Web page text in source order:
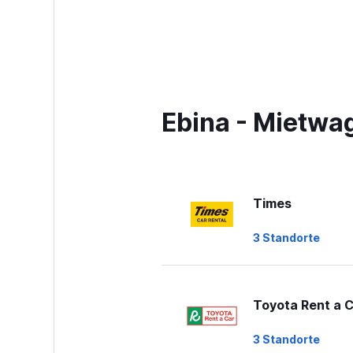
Ebina -
Times
3 Standorte
Toyota Rent a
3 Standorte